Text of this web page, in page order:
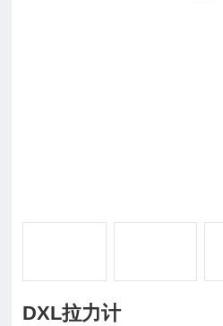
DXL拉力计